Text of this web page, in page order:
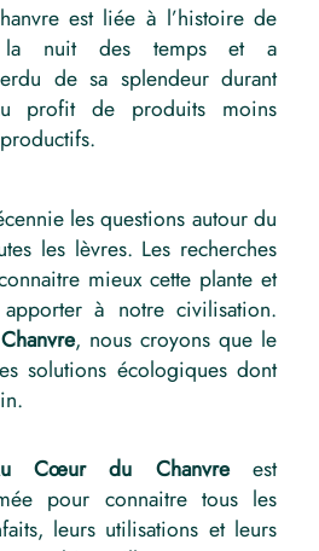
est liée à l’histoire de
la nuit des temps et a
de sa splendeur durant
profit de produits moins
les questions autour du
les lèvres. Les recherches
mieux cette plante et
à notre civilisation.
, nous croyons que le
solutions écologiques dont
Cœur du Chanvreest
pour connaitre tous les
leurs utilisations et leurs